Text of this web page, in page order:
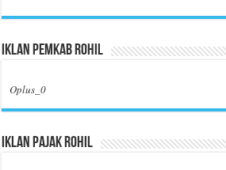
Iklan Pemkab Rohil
Oplus_0
Iklan Pajak Rohil